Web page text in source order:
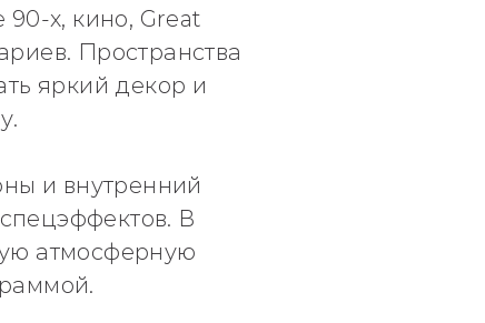
кино, Great
Пространства
яркий декор и
и внутренний
В
атмосферную